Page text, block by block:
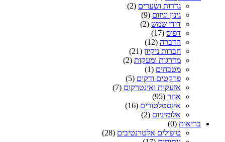
גדרות ושערים (2)
גינון וגיזום (9)
דודי שמש (2)
דפוס (17)
הדברה (12)
חברות ניקיון (21)
מדרגות ומעקות (2)
מטבחים (1)
פרקטים ודקים (5)
אזעקות ואינטרקום (7)
אחר (95)
אינסטלטורים (16)
אלומיניום (2)
בריאות (0)
טיפולים אלטרנטיבים (28)